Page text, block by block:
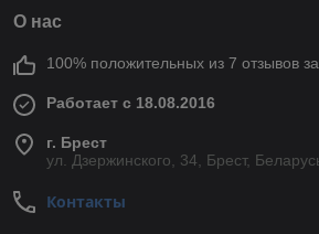
О нас
100% положительных из 7 отзывов
Работает с 18.08.2016
г. Брест
ул. Дзержинского, 34, Брест,
Контакты